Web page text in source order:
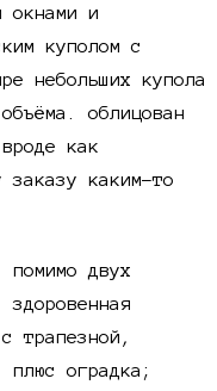
окнами и
куполом с
небольших купола
облицован
как
заказу каким-то
двух
трапезной,
плюс оградка;